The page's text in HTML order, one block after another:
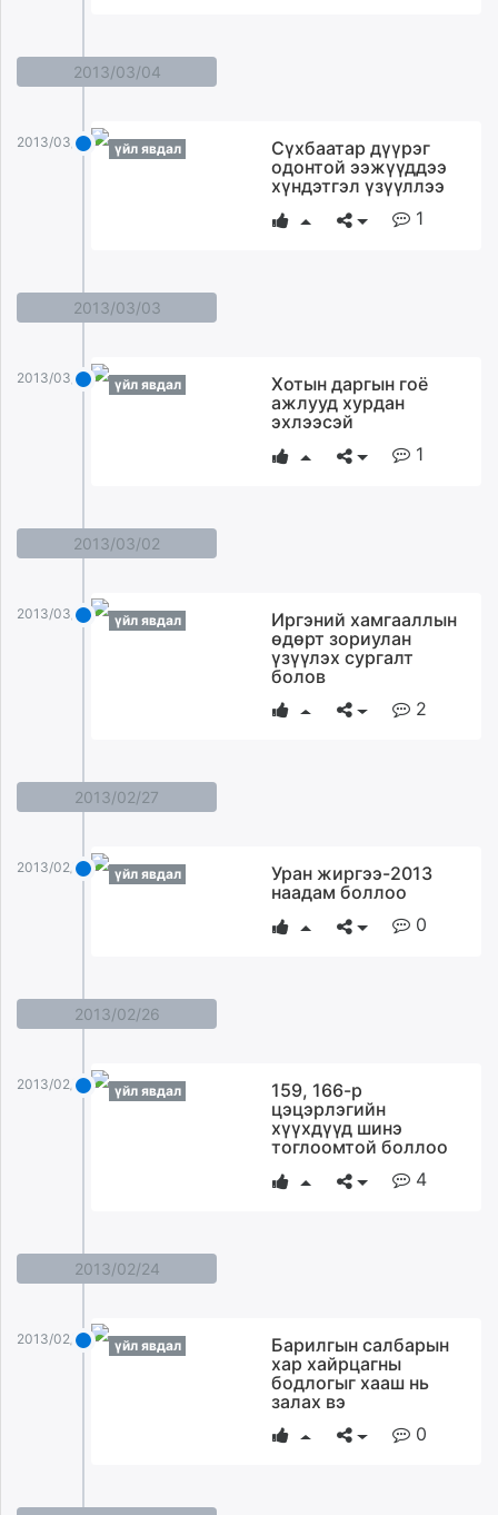
2013/03/04
2013/03/04 үйл явдал
Сүхбаатар дүүрэг
одонтой ээжүүддээ
хүндэтгэл үзүүллээ
1
2013/03/03
2013/03/03 үйл явдал
Хотын даргын гоё
ажлууд хурдан
эхлээсэй
1
2013/03/02
2013/03/02 үйл явдал
Иргэний хамгааллын
өдөрт зориулан
үзүүлэх сургалт
болов
2
2013/02/27
2013/02/27 үйл явдал
Уран жиргээ-2013
наадам боллоо
0
2013/02/26
2013/02/26 үйл явдал
159, 166-р
цэцэрлэгийн
хүүхдүүд шинэ
тоглоомтой боллоо
4
2013/02/24
2013/02/24 үйл явдал
Барилгын салбарын
хар хайрцагны
бодлогыг хааш нь
залах вэ
0